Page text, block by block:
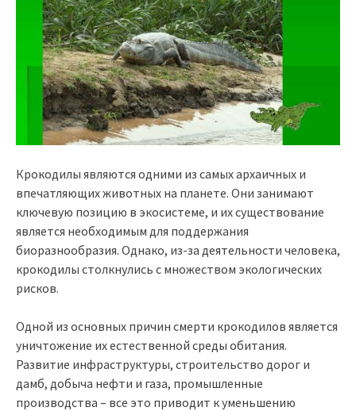
Крокодилы являются одними из самых архаичных и
впечатляющих животных на планете. Они занимают
ключевую позицию в экосистеме, и их существование
является необходимым для поддержания
биоразнообразия. Однако, из-за деятельности человека,
крокодилы столкнулись с множеством экологических
рисков.
Одной из основных причин смерти крокодилов является
уничтожение их естественной среды обитания.
Развитие инфраструктуры, строительство дорог и
дамб, добыча нефти и газа, промышленные
производства – все это приводит к уменьшению